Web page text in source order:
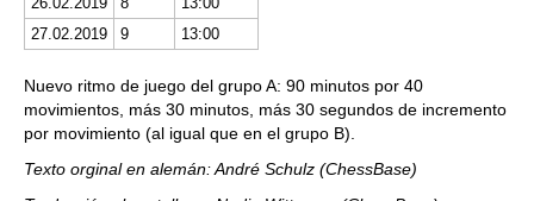
27.02.2019
9 13:00
Nuevo ritmo de juego del grupo A: 90 minutos por 40
movimientos, más 30 minutos, más 30 segundos de incremento
por movimiento (al igual que en el grupo B).
Texto orginal en alemán: André Schulz (ChessBase)